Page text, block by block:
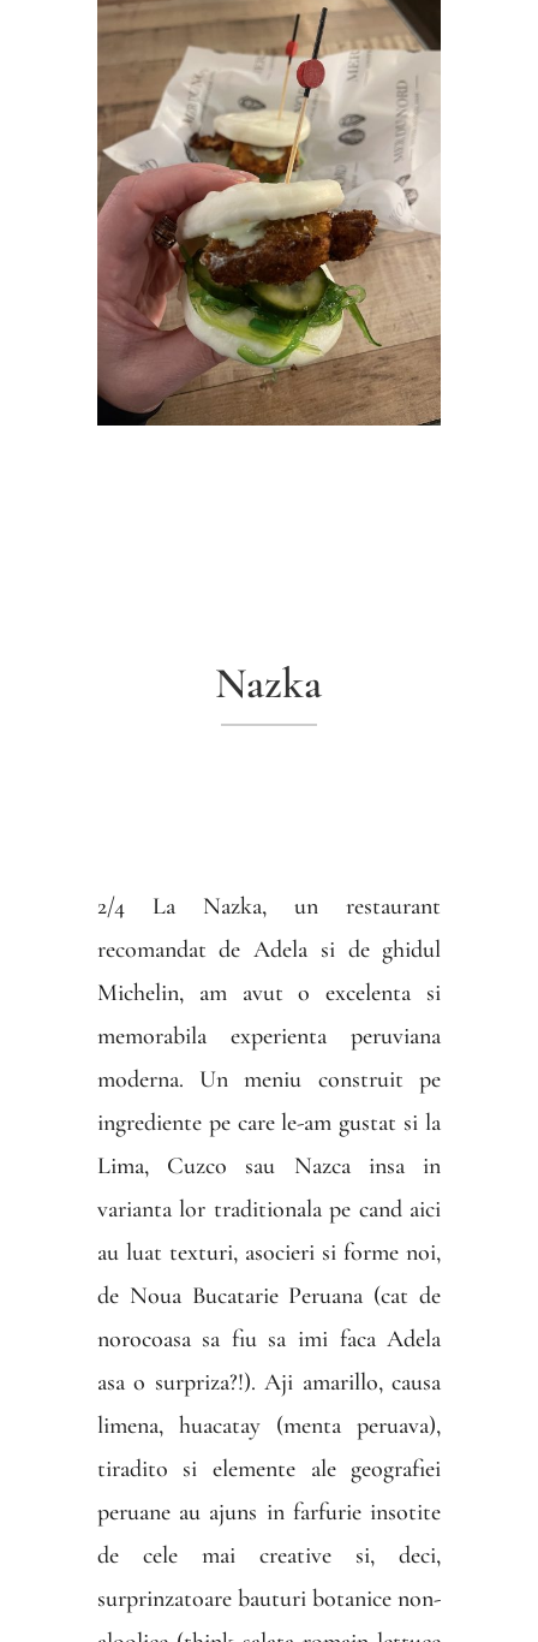
Nazka
2/4 La Nazka, un restaurant
recomandat de Adela si de ghidul
Michelin, am avut o excelenta si
memorabila experienta peruviana
moderna. Un meniu construit pe
ingrediente pe care le-am gustat si la
Lima, Cuzco sau Nazca insa in
varianta lor traditionala pe cand aici
au luat texturi, asocieri si forme noi,
de Noua Bucatarie Peruana (cat de
norocoasa sa fiu sa imi faca Adela
asa o surpriza?!). Aji amarillo, causa
limena, huacatay (menta peruava),
tiradito si elemente ale geografiei
peruane au ajuns in farfurie insotite
de cele mai creative si, deci,
surprinzatoare bauturi botanice non-